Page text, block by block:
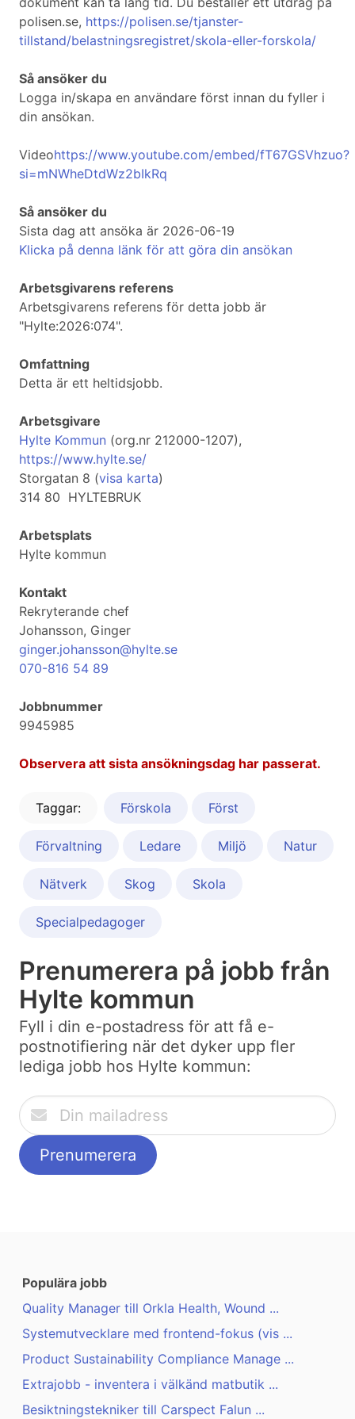
polisen.se, https://polisen.se/tjanster-
tillstand/belastningsregistret/skola-eller-forskola/
Så ansöker du
Logga in/skapa en användare först innan du fyller i
din ansökan.
Videohttps://www.youtube.com/embed/fT67GSVhzuo?
si=mNWheDtdWz2bIkRq
Så ansöker du
Sista dag att ansöka är 2026-06-19
Klicka på denna länk för att göra din ansökan
Arbetsgivarens referens
Arbetsgivarens referens för detta jobb är
"Hylte:2026:074".
Omfattning
Detta är ett heltidsjobb.
Arbetsgivare
Hylte Kommun (org.nr 212000-1207),
https://www.hylte.se/
Storgatan 8 (visa karta)
314 80 HYLTEBRUK
Arbetsplats
Hylte kommun
Kontakt
Rekryterande chef
Johansson, Ginger
ginger.johansson@hylte.se
070-816 54 89
Jobbnummer
9945985
Observera att sista ansökningsdag har passerat.
Taggar: Förskola Först
Förvaltning Ledare Miljö Natur
Nätverk Skog Skola
Specialpedagoger
Prenumerera på jobb från
Hylte kommun
Fyll i din e-postadress för att få e-
postnotifiering när det dyker upp fler
lediga jobb hos Hylte kommun:
Populära jobb
Quality Manager till Orkla Health, Wound ...
Systemutvecklare med frontend-fokus (vis ...
Product Sustainability Compliance Manage ...
Extrajobb - inventera i välkänd matbutik ...
Besiktningstekniker till Carspect Falun ...